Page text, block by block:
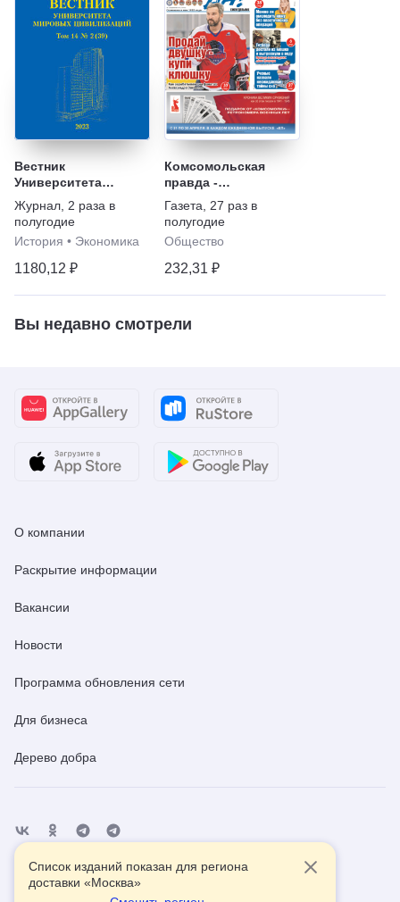
Вестник
Университета
мировых
цивилизаций
Журнал 2 раза в
полугодие
История • Экономика
1180,12 ₽
Комсомольская
правда -
Еженедельник с
"Телепрограммой"
Газета
27 раз в
полугодие
Общество
232,31 ₽
Вы недавно смотрели
О компании
Раскрытие информации
Вакансии
Новости
Программа обновления сети
Для бизнеса
Дерево добра
Помощь Контакты
Список изданий показан для региона
доставки «Москва»